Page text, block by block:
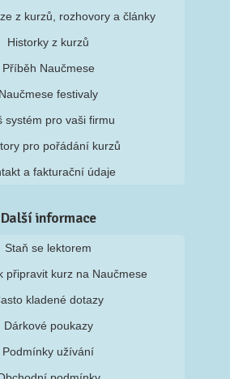
z kurzů, rozhovory a články
Historky z kurzů
Příběh Naučmese
Naučmese festivaly
systém pro vaši firmu
pro pořádání kurzů
a fakturační údaje
Další informace
Staň se lektorem
připravit kurz na Naučmese
kladené dotazy
Dárkové poukazy
Podmínky užívání